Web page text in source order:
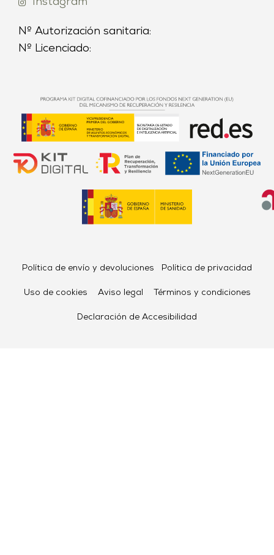
Nº Autorización sanitaria:
Nº Licenciado:
Política de envío y devoluciones Política de privacidad
Uso de cookies Aviso legal Términos y condiciones
Declaración de Accesibilidad